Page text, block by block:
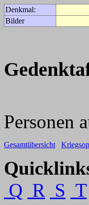
Denkmal:
Bilder
(Für
Personen
Gesamtübersicht
Q R S T